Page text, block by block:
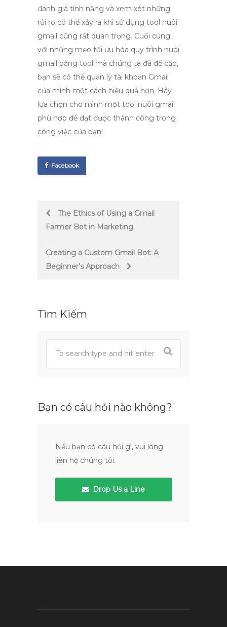
đánh giá tính năng và xem xét những
rủi ro có thể xảy ra khi sử dụng tool nuôi
gmail cũng rất quan trọng. Cuối cùng,
với những mẹo tối ưu hóa quy trình nuôi
gmail bằng tool mà chúng ta đã đề cập,
bạn sẽ có thể quản lý tài khoản Gmail
của mình một cách hiệu quả hơn. Hãy
lựa chọn cho mình một tool nuôi gmail
phù hợp để đạt được thành công trong
công việc của bạn!
Facebook
PostThe Ethics of Using a Gmail
Farmer Bot in Marketing
Creating a Custom Gmail Bot: A
Beginner’s Approach
Tìm Kiếm
Bạn có câu hỏi nào không?
Nếu bạn có câu hỏi gì, vui lòng
liên hệ chúng tôi.
Drop Us a Line